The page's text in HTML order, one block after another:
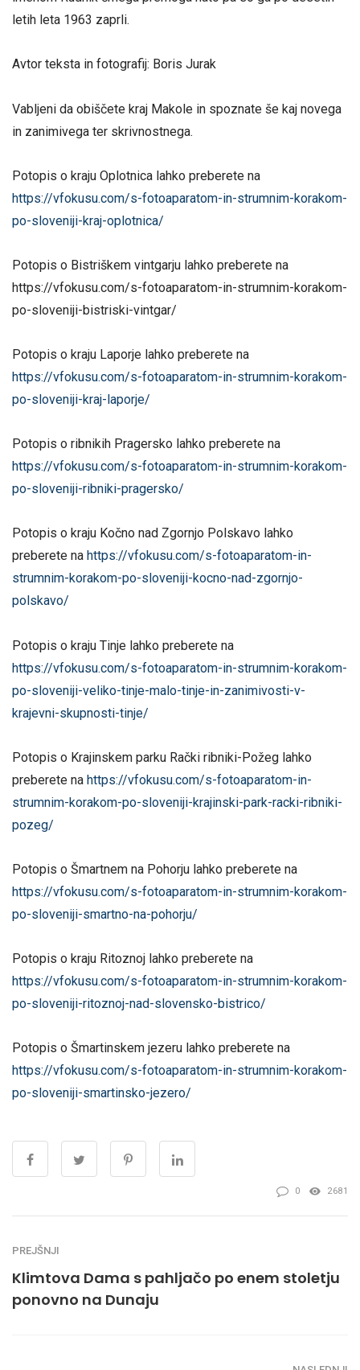
letih leta 1963 zaprli.
Avtor teksta in fotografij: Boris Jurak
Vabljeni da obiščete kraj Makole in spoznate še kaj novega
in zanimivega ter skrivnostnega.
Potopis o kraju Oplotnica lahko preberete na
https://vfokusu.com/s-fotoaparatom-in-strumnim-korakom-
po-sloveniji-kraj-oplotnica/
Potopis o Bistriškem vintgarju lahko preberete na
https://vfokusu.com/s-fotoaparatom-in-strumnim-korakom-
po-sloveniji-bistriski-vintgar/
Potopis o kraju Laporje lahko preberete na
https://vfokusu.com/s-fotoaparatom-in-strumnim-korakom-
po-sloveniji-kraj-laporje/
Potopis o ribnikih Pragersko lahko preberete na
https://vfokusu.com/s-fotoaparatom-in-strumnim-korakom-
po-sloveniji-ribniki-pragersko/
Potopis o kraju Kočno nad Zgornjo Polskavo lahko
preberete na https://vfokusu.com/s-fotoaparatom-in-
strumnim-korakom-po-sloveniji-kocno-nad-zgornjo-
polskavo/
Potopis o kraju Tinje lahko preberete na
https://vfokusu.com/s-fotoaparatom-in-strumnim-korakom-
po-sloveniji-veliko-tinje-malo-tinje-in-zanimivosti-v-
krajevni-skupnosti-tinje/
Potopis o Krajinskem parku Rački ribniki-Požeg lahko
preberete na https://vfokusu.com/s-fotoaparatom-in-
strumnim-korakom-po-sloveniji-krajinski-park-racki-ribniki-
pozeg/
Potopis o Šmartnem na Pohorju lahko preberete na
https://vfokusu.com/s-fotoaparatom-in-strumnim-korakom-
po-sloveniji-smartno-na-pohorju/
Potopis o kraju Ritoznoj lahko preberete na
https://vfokusu.com/s-fotoaparatom-in-strumnim-korakom-
po-sloveniji-ritoznoj-nad-slovensko-bistrico/
Potopis o Šmartinskem jezeru lahko preberete na
https://vfokusu.com/s-fotoaparatom-in-strumnim-korakom-
po-sloveniji-smartinsko-jezero/
0 2681
PREJŠNJI
Klimtova Dama s pahljačo po enem stoletju
ponovno na Dunaju